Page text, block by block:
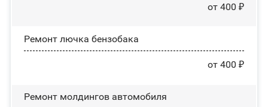
от 400 ₽
Ремонт лючка бензобака
от 400 ₽
Ремонт молдингов автомобиля